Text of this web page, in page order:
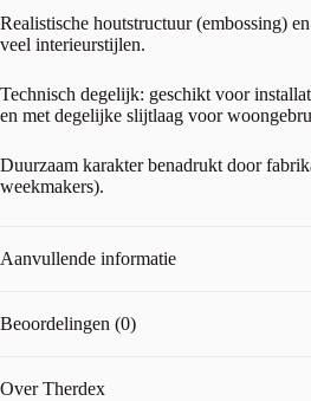
Realistische houtstructuur (embossing)
veel interieurstijlen.
Technisch degelijk: geschikt voor
en met degelijke slijtlaag voor
Duurzaam karakter benadrukt door
weekmakers).
Aanvullende informatie
Beoordelingen (0)
Over Therdex